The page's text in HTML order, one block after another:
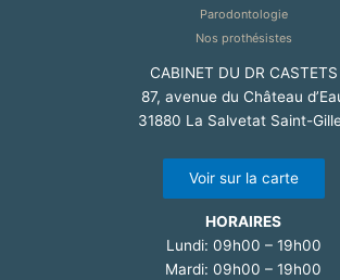
Parodontologie
Nos prothésistes
CABINET DU DR CASTETS
87, avenue du Château
31880 La Salvetat Saint-
Voir sur la carte
HORAIRES
Lundi: 09h00 – 19h00
Mardi: 09h00 – 19h00